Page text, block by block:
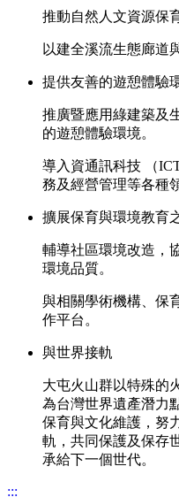
推動自然人文資源保
以建全溪流生態廊道
提供友善的遊憩體驗
推廣暨應用綠建築及
的遊憩體驗環境。
導入資通訊科技 （
務及經營管理等各種
擴展保育與環境教育
輔導社區環境改造，
環境品質。
與相關學術機構、保
作平台。
與世界接軌
大屯火山群以特殊的
為台灣世界遺產潛力
保育與文化維護，努
軌，共同保護及保存
承給下一個世代。
:::